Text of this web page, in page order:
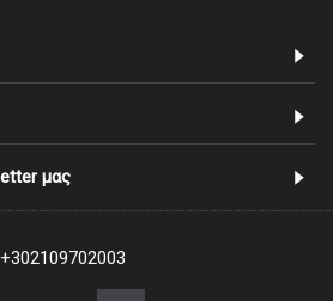
μας
+302109702003